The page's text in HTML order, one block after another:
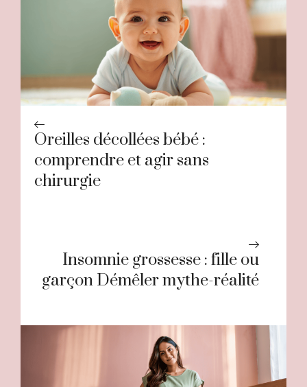
Oreilles décollées bébé :
comprendre et agir sans
chirurgie
Insomnie grossesse : fille ou
garçon Démêler mythe-réalité